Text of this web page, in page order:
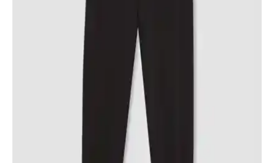
Cigit Çocuk Zıbın Takımları Karşılaştırması: Fitilli
ve Nakışlı Modellerin Özellikleri
Cigit'in fitilli ve nakışlı kız çocuk zıbın takımları detaylı
karşılaştırmasıyla, ürünlerin özellikleri ve kullanıcı yorumlarıyla en
uygun seçimi yapmanıza yardımcı oluyor.
Çocuklar İçin Uzun Kollu Takımların
Karşılaştırması: Konfor ve Şıklık Analizi
İki popüler çocuk uzun kollu takımı detaylı karşılaştırması. Konfor,
şıklık ve bakım özellikleriyle ebeveynlere rehberlik eden bilgiler